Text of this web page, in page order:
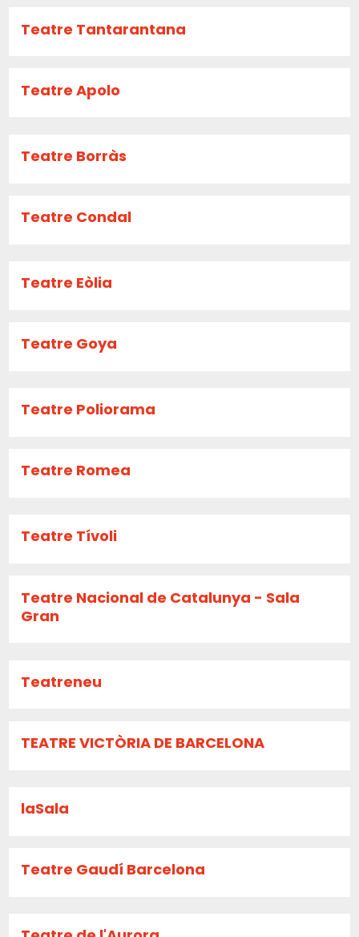
Teatre Tantarantana
Teatre Apolo
Teatre Borràs
Teatre Condal
Teatre Eòlia
Teatre Goya
Teatre Poliorama
Teatre Romea
Teatre Tívoli
Teatre Nacional de Catalunya - Sala
Gran
Teatreneu
TEATRE VICTÒRIA DE BARCELONA
laSala
Teatre Gaudí Barcelona